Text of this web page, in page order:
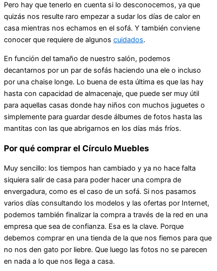
Pero hay que tenerlo en cuenta si lo desconocemos, ya que
quizás nos resulte raro empezar a sudar los días de calor en
casa mientras nos echamos en el sofá. Y también conviene
conocer que requiere de algunos cuidados.
En función del tamaño de nuestro salón, podemos
decantarnos por un par de sofás haciendo una ele o incluso
por una chaise longe. Lo buena de esta última es que las hay
hasta con capacidad de almacenaje, que puede ser muy útil
para aquellas casas donde hay niños con muchos juguetes o
simplemente para guardar desde álbumes de fotos hasta las
mantitas con las que abrigarnos en los días más fríos.
Por qué comprar el Círculo Muebles
Muy sencillo: los tiempos han cambiado y ya no hace falta
siquiera salir de casa para poder hacer una compra de
envergadura, como es el caso de un sofá. Si nos pasamos
varios días consultando los modelos y las ofertas por Internet,
podemos también finalizar la compra a través de la red en una
empresa que sea de confianza. Esa es la clave. Porque
debemos comprar en una tienda de la que nos fiemos para que
no nos den gato por liebre. Que luego las fotos no se parecen
en nada a lo que nos llega a casa.